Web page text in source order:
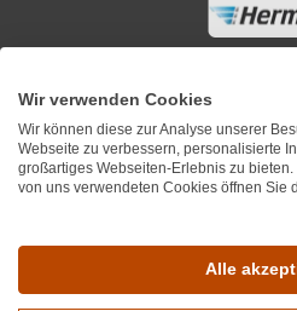
Wir verwenden Cookies
Wir können diese zur Analyse unserer
Webseite zu verbessern, personalisierte
großartiges Webseiten-Erlebnis zu
von uns verwendeten Cookies öffnen Sie
Alle